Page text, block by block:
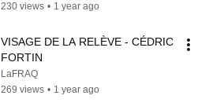
230 views • 1 year ago
VISAGE DE LA RELÈVE - CÉDRIC
FORTIN
LaFRAQ
269 views • 1 year ago